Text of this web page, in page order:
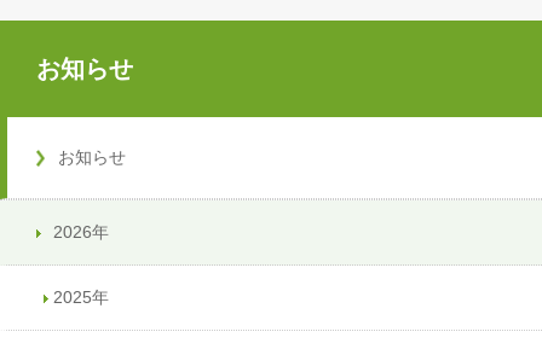
お知らせ
お知らせ
2026年
2025年